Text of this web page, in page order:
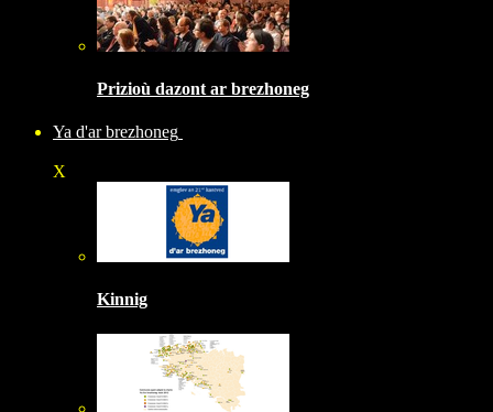
Prizioù dazont ar brezhoneg
Ya d'ar brezhoneg
X
Kinnig